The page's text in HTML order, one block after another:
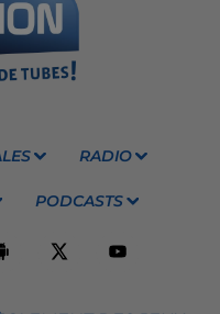
RADIO
PODCASTS